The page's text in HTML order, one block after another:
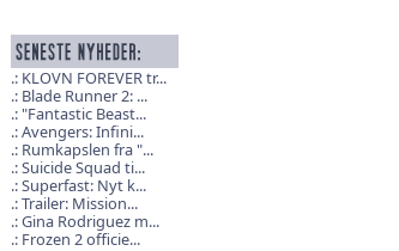
KLOVN FOREVER tr...
Blade Runner 2: ...
"Fantastic Beast...
Avengers: Infini...
Rumkapslen fra "...
Suicide Squad ti...
Superfast: Nyt k...
Trailer: Mission...
Gina Rodriguez m...
Frozen 2 officie...